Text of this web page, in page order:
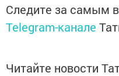
Следите за самым
Telegram-канале
Читайте новости